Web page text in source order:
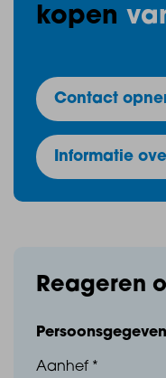
slaapkamers en een
royale tweede
voor een vierde
hobbyruimte of extra
houten trap is deze
Vrijstaande villa –
- Woonoppervlakte:
kopen
Contact
Informatie
Reageren
Aanhef *